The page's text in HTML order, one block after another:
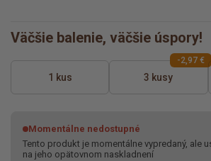
Väčšie balenie, väčšie úspory!
1 kus 3 kusy
-2,97 €
Momentálne nedostupné
Tento produkt je momentálne vypredaný, ale
na jeho opätovnom naskladnení